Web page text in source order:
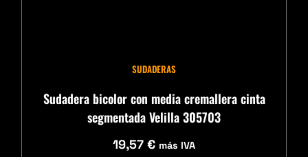
SUDADERAS
Sudadera bicolor con media cremallera cinta
segmentada Velilla 305703
19,57 € más IVA